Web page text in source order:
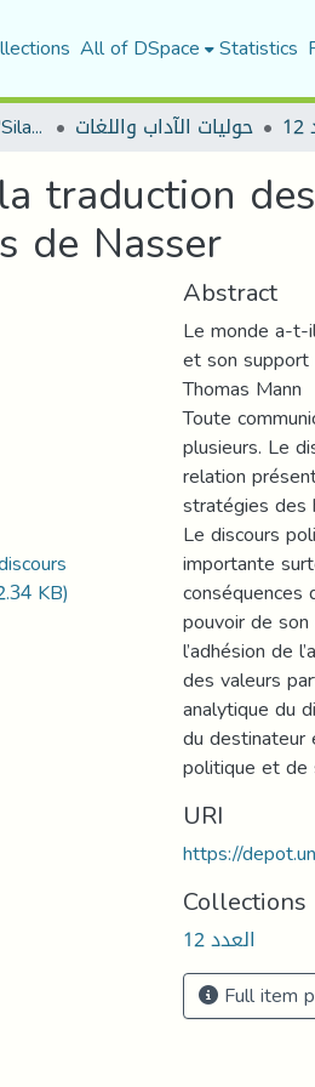
All of DSpace Statistics
Scientific Journals of M'Sila University حوليات الآداب واللغات
traduction
de Nasser
KB)
Abstract
Le monde a-t-
et son
Thomas Mann
Toute
plusieurs. Le
relation
stratégies des
Le discours
importante
pouvoir de
l’adhésion de
des valeurs
analytique du
du destinateur
politique et de
URI
https://
Collections
العدد 12
Full item